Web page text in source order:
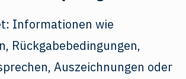
Informationen wie
Rückgabebedingungen,
Auszeichnungen oder